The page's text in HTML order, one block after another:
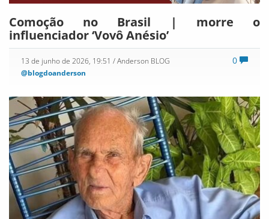
Comoção no Brasil | morre o
influenciador ‘Vovô Anésio’
0
13 de junho de 2026, 19:51 / Anderson BLOG
@blogdoanderson